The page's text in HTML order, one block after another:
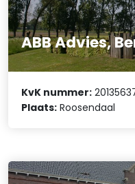
ABB Advies,
KvK nummer:
Plaats: Roosendaal